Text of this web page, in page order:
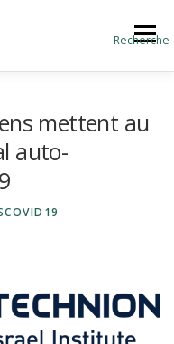
Recherche
Menu
mettent au
auto-